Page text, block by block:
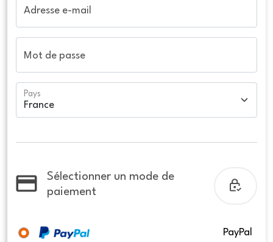
Adresse e-mail
Mot de passe
Pays
Sélectionner un mode de
paiement
PayPal